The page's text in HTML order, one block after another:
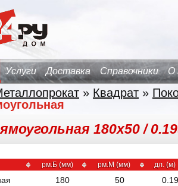
Услуги Доставка Справочники О
» Квадрат »
180х50 /
рм.Б (мм) рм.М (мм) дл. (м)
180 50 0.19